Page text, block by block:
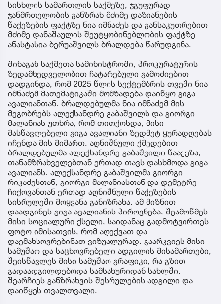
სისხლის სამართლის საქმეზე, ჯგუფურად
ჯანმრთელობის განზრახ მძიმე დაზიანების
წაქეზების ფაქტზე ნია იმნაძეს და განსაკუთრებით
მძიმე დანაშაულის შეუტყობინებლობის ფაქტზე
ანასტასია ბერუაშვილს ბრალდება წარუდგინა.
შინაგან საქმეთა სამინისტროში, პროკურატურის
ზედამხედველობით ჩატარებული გამოძიებით
დადგინდა, რომ 2025 წლის სექტემბრის თვეში ნია
იმნაძემ მათემატიკაში მომზადება დაიწყო გიგა
ავალიანთან. ბრალდებულმა ნია იმნაძემ მის
მეგობრებს ალექსანდრე გაბაშვილს და გიორგი
მალანიას უთხრა, რომ თითქოსდა, მისი
მასწავლებელი გიგა ავალიანი ზედმეტ ყურადღებას
იჩენდა მის მიმართ. აღნიშნული ქმედებით
ბრალდებულმა ალექსანდრე გაბაშვილი წააქეზა,
თანამზრახველებთან ერთად თავს დასხმოდა გიგა
ავალიანს. ალექსანდრე გაბაშვილმა გიორგი
რიკაძესთან, გიორგი მალანიასთან და დემეტრე
ჩიქოვანთან ერთად აღნიშნული წაქეზების
სისრულეში მოყვანა განიზრახა. ამ მიზნით
დაადგინეს გიგა ავალიანის პიროვნება, შეამოწმეს
მისი სოციალური ქსელი, საიდანაც გადმოტვირთეს
ფოტო იმისათვის, რომ აღექვათ და
დაემახსოვრებინათ ვიზუალურად. გაარკვიეს მისი
სამუშაო და საცხოვრებელი ადგილის მისამართები,
შეისწავლეს მისი სამუშაო გრაფიკი, რა გზით
გადაადგილდებოდა სამსახურიდან სახლში.
შეარჩიეს განზრახვის შესრულების ადგილი და
დაიწყეს თვალთვალი.